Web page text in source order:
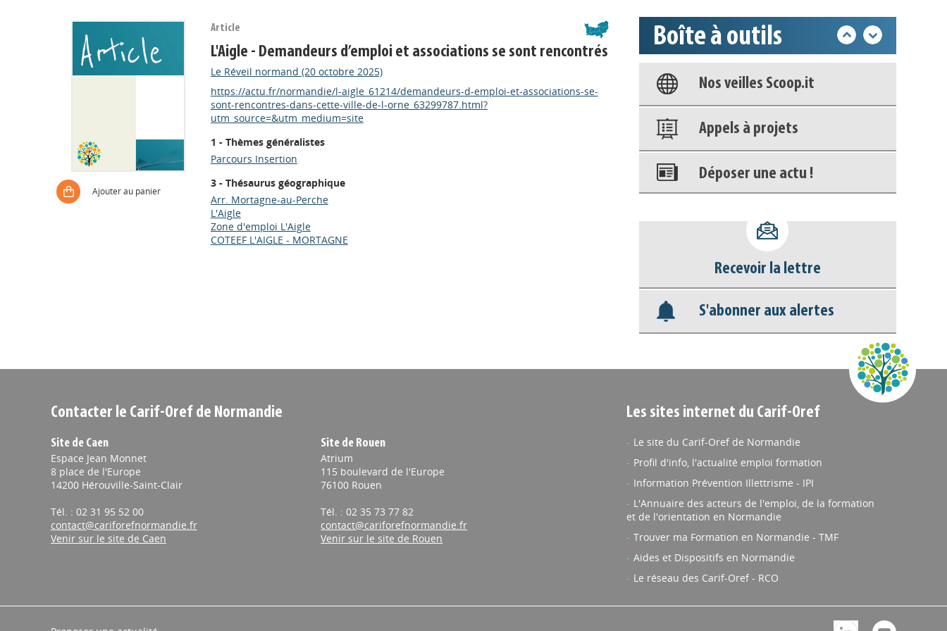
Ajouter au panier
Article
L'Aigle - Demandeurs d’emploi et associations se sont rencontrés
Le Réveil normand (20 octobre 2025)
https://actu.fr/normandie/l-aigle_61214/demandeurs-d-emploi-et-associations-se-
sont-rencontres-dans-cette-ville-de-l-orne_63299787.html?
utm_source=&utm_medium=site
1 - Thèmes généralistes
Parcours Insertion
3 - Thésaurus géographique
Arr. Mortagne-au-Perche
L'Aigle
Zone d'emploi L'Aigle
COTEEF L'AIGLE - MORTAGNE
Boîte à outils
Base documentaire
Nos veilles Scoop.it
Appels à projets
Déposer une actu !
déconnecter)
Base documentaire
Nos veilles Scoop.it
Recevoir la lettre
S'abonner aux alertes
Contacter le Carif-Oref de Normandie
Site de Caen
Espace Jean Monnet
8 place de l'Europe
14200 Hérouville-Saint-Clair
Tél. : 02 31 95 52 00
contact@cariforefnormandie.fr
Venir sur le site de Caen
Site de Rouen
Atrium
115 boulevard de l'Europe
76100 Rouen
Tél. : 02 35 73 77 82
contact@cariforefnormandie.fr
Venir sur le site de Rouen
Les sites internet du Carif-Oref
Le site du Carif-Oref de Normandie
Profil d'info, l'actualité emploi formation
Information Prévention Illettrisme - IPI
L'Annuaire des acteurs de l'emploi, de la formation
et de l'orientation en Normandie
Trouver ma Formation en Normandie - TMF
Aides et Dispositifs en Normandie
Le réseau des Carif-Oref - RCO